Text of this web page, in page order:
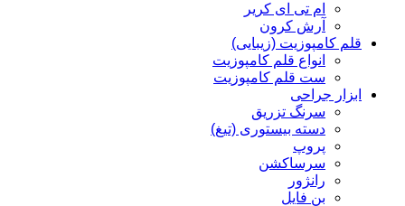
ام تی ای کریر
آرش کرون
قلم کامپوزیت (زیبایی)
انواع قلم کامپوزیت
ست قلم کامپوزیت
ابزار جراحی
سرنگ تزریق
دسته بیستوری (تیغ)
پروپ
سرساکشن
رانژور
بن فایل